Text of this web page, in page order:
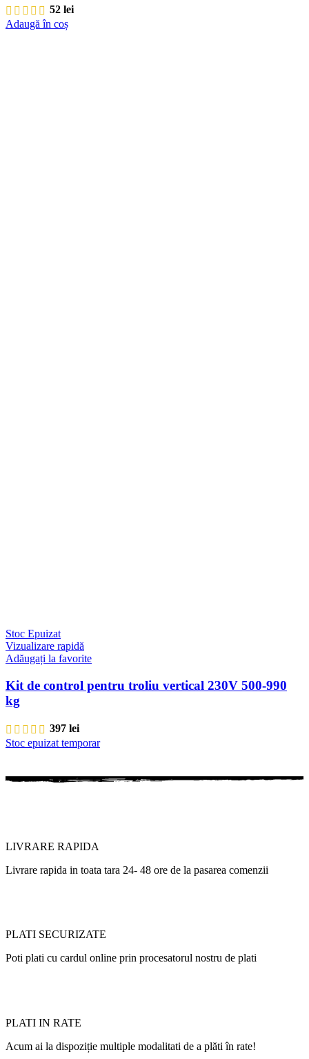
52 lei
Adaugă în coș
Stoc Epuizat
Vizualizare rapidă
Adăugați la favorite
Kit de control pentru troliu vertical 230V 500-990
kg
397 lei
Stoc epuizat temporar
LIVRARE RAPIDA
Livrare rapida in toata tara 24- 48 ore de la pasarea comenzii
PLATI SECURIZATE
Poti plati cu cardul online prin procesatorul nostru de plati
PLATI IN RATE
Acum ai la dispoziție multiple modalitati de a plăti în rate!